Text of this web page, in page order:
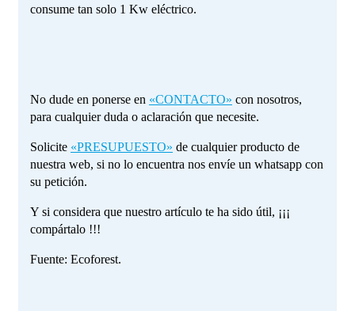
consume tan solo 1 Kw eléctrico.
No dude en ponerse en «CONTACTO» con nosotros,
para cualquier duda o aclaración que necesite.
Solicite «PRESUPUESTO» de cualquier producto de
nuestra web, si no lo encuentra nos envíe un whatsapp con
su petición.
Y si considera que nuestro artículo te ha sido útil, ¡¡¡
compártalo !!!
Fuente: Ecoforest.